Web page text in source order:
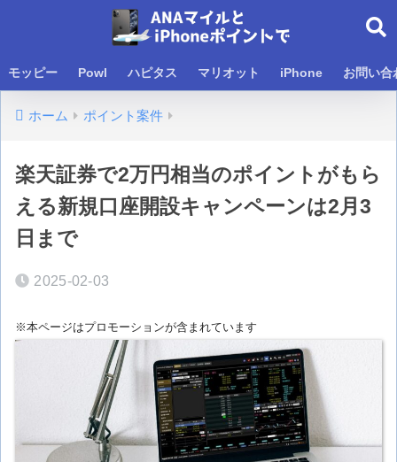
モッピー Powl ハピタス マリオット iPhone お問い合
ホーム ポイント案件
楽天証券で2万円相当のポイントがもら
える新規口座開設キャンペーンは2月3
日まで
2025-02-03
※本ページはプロモーションが含まれています